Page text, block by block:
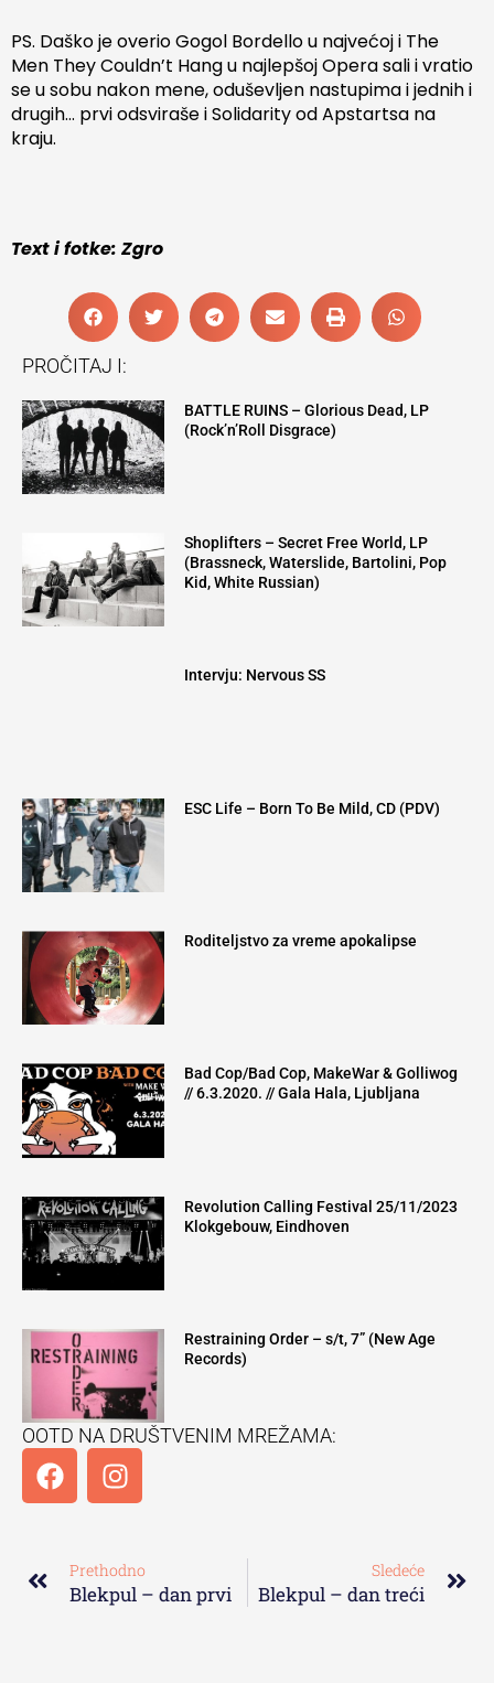
PS. Daško je overio Gogol Bordello u najvećoj i The
Men They Couldn’t Hang u najlepšoj Opera sali i vratio
se u sobu nakon mene, oduševljen nastupima i jednih i
drugih… prvi odsviraše i Solidarity od Apstartsa na
kraju.
Text i fotke: Zgro
PROČITAJ I:
BATTLE RUINS – Glorious Dead, LP
(Rock’n’Roll Disgrace)
Shoplifters – Secret Free World, LP
(Brassneck, Waterslide, Bartolini, Pop
Kid, White Russian)
Intervju: Nervous SS
ESC Life – Born To Be Mild, CD (PDV)
Roditeljstvo za vreme apokalipse
Bad Cop/Bad Cop, MakeWar & Golliwog
// 6.3.2020. // Gala Hala, Ljubljana
Revolution Calling Festival 25/11/2023
Klokgebouw, Eindhoven
Restraining Order – s/t, 7” (New Age
Records)
OOTD NA DRUŠTVENIM MREŽAMA:
F
a
c
I
n
s
a
g
Prethodno
Blekpul – dan prvi
Sledeće
Blekpul – dan treći